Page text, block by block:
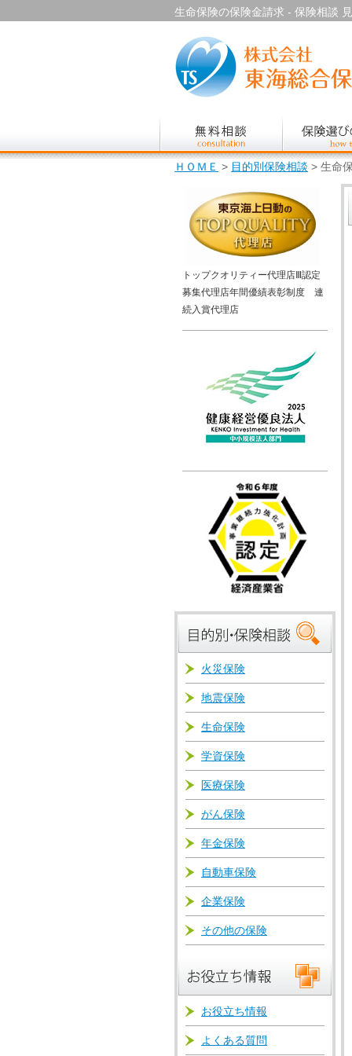
生命保険の保険金請求 - 保険相談
ＨＯＭＥ > 目的別保険相談 > 生命
トップクオリティー代理店Ⅲ認定
募集代理店年間優績表彰制度 連
続入賞代理店
火災保険
地震保険
生命保険
学資保険
医療保険
がん保険
年金保険
自動車保険
企業保険
その他の保険
お役立ち情報
よくある質問